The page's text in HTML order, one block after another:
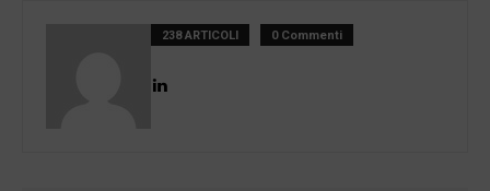
238 ARTICOLI 0 Commenti